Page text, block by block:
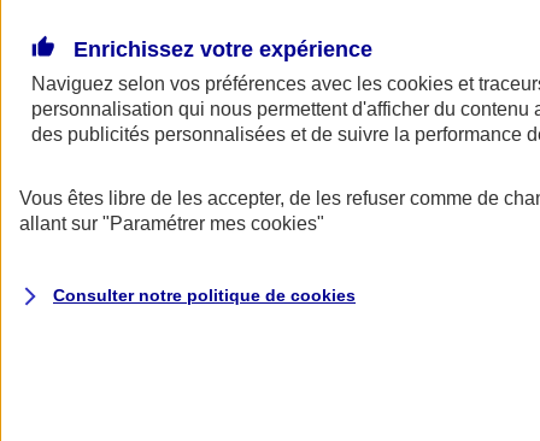
AXA Assurance
Enrichissez votre expérience
Naviguez selon vos préférences avec les cookies et
personnalisation qui nous permettent d'afficher du contenu
des publicités personnalisées et de suivre la performance
Vous êtes libre de les accepter, de les refuser comme de
allant sur "Paramétrer mes cookies"
Consulter notre politique de cookies